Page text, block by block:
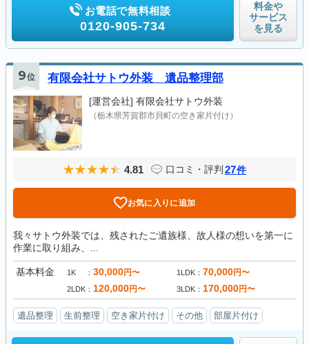
お電話で無料相談
0120-905-734
料金や
サービス
を見る
9位 有限会社サトウ外装 遺品整理部
[運営会社] 有限会社サトウ外装
（栃木県芳賀郡市貝町の空き家片付け）
4.81 口コミ・評判 27件
お気に入りに追加
我々サトウ外装では、残されたご遺族様、故人様の想いを第一に
作業に取り組み、...
基本料金 1K 30,000円〜 1LDK 70,000円〜
2LDK 120,000円〜 3LDK 170,000円〜
遺品整理 生前整理 空き家片付け その他 部屋片付け